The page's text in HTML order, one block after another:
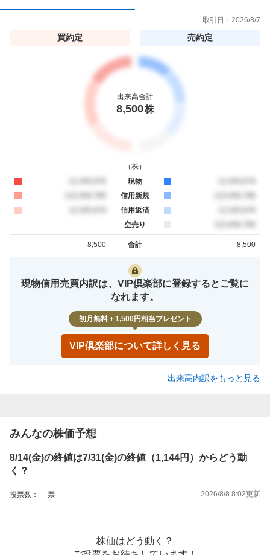
取引日： 2026/8/7
買約定 売約定
出来高合計
8,500株
（株）
現物
信用新規
信用返済
空売り
合計
8,500 8,500
現物信用売買内訳は、VIP倶楽部に登録するとご覧に
なれます。
初月無料＋1,500円相当プレゼント
VIP倶楽部について詳しく見る
出来高内訳をもっと見る
みんなの株価予想
8/14(金)の終値は7/31(金)の終値（1,144円）からどう動
く？
投票数： ---票 2026/8/8 8:02更新
株価はどう動く？